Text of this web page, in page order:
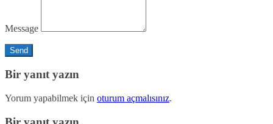
Message
Bir yanıt yazın
Yorum yapabilmek için oturum açmalısınız.